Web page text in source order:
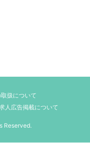
扱について
人広告掲載について
Reserved.